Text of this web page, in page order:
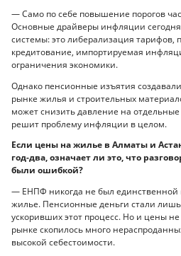
— Само по себе повышение порогов
Основные драйверы инфляции
системы: это либерализация тарифов,
кредитование, импортируемая
ограничения экономики.
Однако пенсионные изъятия
рынке жилья и строительных
может снизить давление на
решит проблему инфляции в целом.
Если цены на жилье в Алматы и
год-два, означает ли это, что
были ошибкой?
— ЕНПФ никогда не был единственной
жилье. Пенсионные деньги стали
ускоривших этот процесс. Но и цены не
рынке скопилось много
высокой себестоимости.